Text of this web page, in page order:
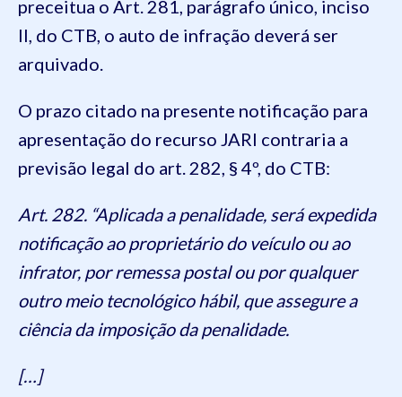
preceitua o Art. 281, parágrafo único, inciso
II, do CTB, o auto de infração deverá ser
arquivado.
O prazo citado na presente notificação para
apresentação do recurso JARI contraria a
previsão legal do art. 282, § 4º, do CTB:
Art. 282. “Aplicada a penalidade, será expedida
notificação ao proprietário do veículo ou ao
infrator, por remessa postal ou por qualquer
outro meio tecnológico hábil, que assegure a
ciência da imposição da penalidade.
[…]